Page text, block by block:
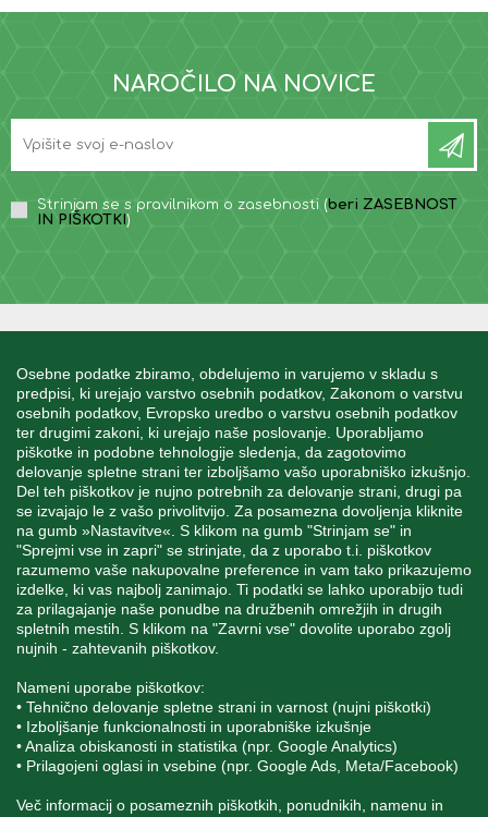
Osebne podatke zbiramo, obdelujemo in varujemo v skladu s
predpisi, ki urejajo varstvo osebnih podatkov, Zakonom o varstvu
osebnih podatkov, Evropsko uredbo o varstvu osebnih podatkov
ter drugimi zakoni, ki urejajo naše poslovanje. Uporabljamo
piškotke in podobne tehnologije sledenja, da zagotovimo
delovanje spletne strani ter izboljšamo vašo uporabniško izkušnjo.
Del teh piškotkov je nujno potrebnih za delovanje strani, drugi pa
se izvajajo le z vašo privolitvijo. Za posamezna dovoljenja kliknite
na gumb »Nastavitve«. S klikom na gumb "Strinjam se" in
"Sprejmi vse in zapri" se strinjate, da z uporabo t.i. piškotkov
razumemo vaše nakupovalne preference in vam tako prikazujemo
izdelke, ki vas najbolj zanimajo. Ti podatki se lahko uporabijo tudi
za prilagajanje naše ponudbe na družbenih omrežjih in drugih
spletnih mestih. S klikom na "Zavrni vse" dovolite uporabo zgolj
nujnih - zahtevanih piškotkov.
Nameni uporabe piškotkov:
• Tehnično delovanje spletne strani in varnost (nujni piškotki)
• Izboljšanje funkcionalnosti in uporabniške izkušnje
• Analiza obiskanosti in statistika (npr. Google Analytics)
• Prilagojeni oglasi in vsebine (npr. Google Ads, Meta/Facebook)
Več informacij o posameznih piškotkih, ponudnikih, namenu in
NAROČILO NA NOVICE
Strinjam se s pravilnikom o zasebnosti (beri ZASEBNOST
IN PIŠKOTKI )
MOJ RAČUN
STORITEV ZA STRANKE
SPREMLJAJTE NAS
+386 1 562 21 11